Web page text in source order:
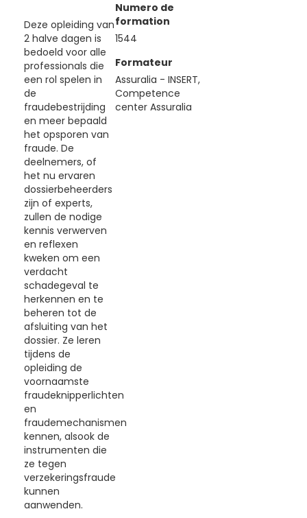
Deze opleiding van
2 halve dagen is
bedoeld voor alle
professionals die
een rol spelen in
de
fraudebestrijding
en meer bepaald
het opsporen van
fraude. De
deelnemers, of
het nu ervaren
dossierbeheerders
zijn of experts,
zullen de nodige
kennis verwerven
en reflexen
kweken om een
verdacht
schadegeval te
herkennen en te
beheren tot de
afsluiting van het
dossier. Ze leren
tijdens de
opleiding de
voornaamste
fraudeknipperlichten
en
fraudemechanismen
kennen, alsook de
instrumenten die
ze tegen
verzekeringsfraude
kunnen
aanwenden.
Numero de
formation
1544
Formateur
Assuralia - INSERT,
Competence
center Assuralia